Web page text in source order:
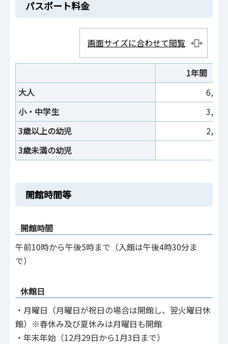
パスポート料金
画面サイズに合わせて閲覧
1年間
大人
小・中学生
3歳以上の幼児
3歳未満の幼児
開館時間等
開館時間
午前10時から午後5時まで（入館は午後4時30分ま
で）
休館日
・月曜日（月曜日が祝日の場合は開館し、翌火曜日休
館）※春休み及び夏休みは月曜日も開館
・年末年始（12月29日から1月3日まで）